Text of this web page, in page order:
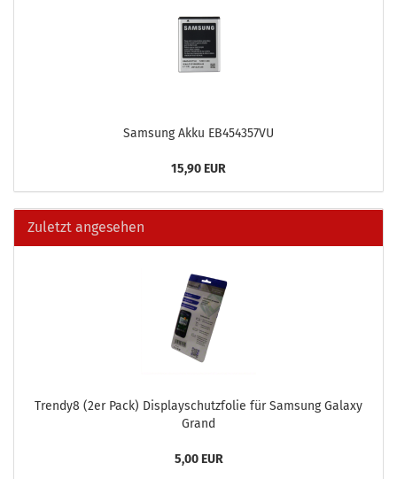
Sam­sung Akku EB454357VU
15,90 EUR
Zuletzt angesehen
Trendy8 (2er Pack) Dis­play­schutz­fo­lie für Sam­sung Ga­la­xy
Grand
5,00 EUR